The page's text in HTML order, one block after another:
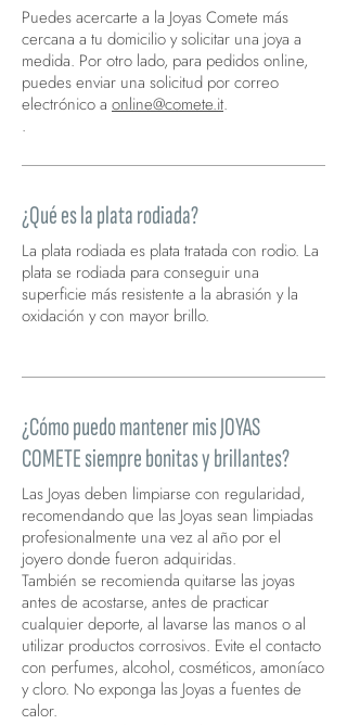
Puedes acercarte a la Joyas Comete más
cercana a tu domicilio y solicitar una joya a
medida. Por otro lado, para pedidos online,
puedes enviar una solicitud por correo
electrónico a online@comete.it.
.
¿Qué es la plata rodiada?
La plata rodiada es plata tratada con rodio. La
plata se rodiada para conseguir una
superficie más resistente a la abrasión y la
oxidación y con mayor brillo.
¿Cómo puedo mantener mis JOYAS
COMETE siempre bonitas y brillantes?
Las Joyas deben limpiarse con regularidad,
recomendando que las Joyas sean limpiadas
profesionalmente una vez al año por el
joyero donde fueron adquiridas.
También se recomienda quitarse las joyas
antes de acostarse, antes de practicar
cualquier deporte, al lavarse las manos o al
utilizar productos corrosivos. Evite el contacto
con perfumes, alcohol, cosméticos, amoníaco
y cloro. No exponga las Joyas a fuentes de
calor.